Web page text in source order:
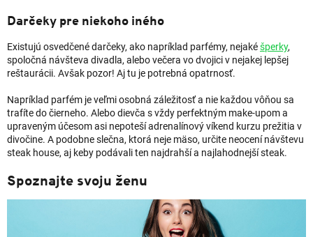
Darčeky pre niekoho iného
Existujú osvedčené darčeky, ako napríklad parfémy, nejakéšperky,
spoločná návšteva divadla, alebo večera vo dvojici v nejakej lepšej
reštaurácii. Avšak pozor! Aj tu je potrebná opatrnosť.
Napríklad parfém je veľmi osobná záležitosť a nie každou vôňou sa
trafíte do čierneho. Alebo dievča s vždy perfektným make-upom a
upraveným účesom asi nepoteší adrenalínový víkend kurzu prežitia v
divočine. A podobne slečna, ktorá neje mäso, určite neocení návštevu
steak house, aj keby podávali ten najdrahší a najlahodnejší steak.
Spoznajte svoju ženu